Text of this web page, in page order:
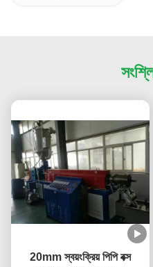
20mm স্বয়ংক্রিয় পিপি বক্স